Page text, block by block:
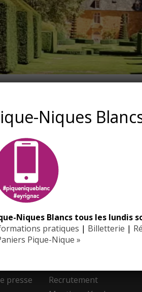
POUR-SITE-
presse
Recrutement
Niques
Niques Blancs tous les lundis
pratiques | Billetterie |
Pique-Nique »